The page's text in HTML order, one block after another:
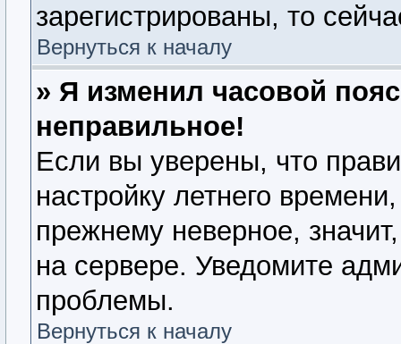
зарегистрированы, то
Вернуться к началу
» Я изменил часовой
неправильное!
Если вы уверены, что
настройку летнего
прежнему неверное,
на сервере. Уведомите
проблемы.
Вернуться к началу